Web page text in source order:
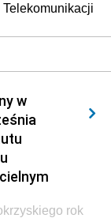
i Budownictwa
i
w
rok